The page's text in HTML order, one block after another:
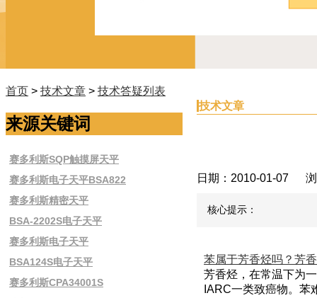
首页 > 技术文章 > 技术答疑列表
来源关键词
赛多利斯SQP触摸屏天平
赛多利斯电子天平BSA822
赛多利斯精密天平
BSA-2202S电子天平
赛多利斯电子天平
BSA124S电子天平
赛多利斯CPA34001S
技术文章
日期：2010-01-07
核心提示：
苯属于芳香烃吗？芳
芳香烃，在常温下为
IARC一类致癌物。苯